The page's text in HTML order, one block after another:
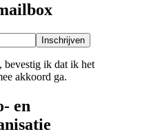
Inschrijven
bevestig ik dat ik het
akkoord ga.
en